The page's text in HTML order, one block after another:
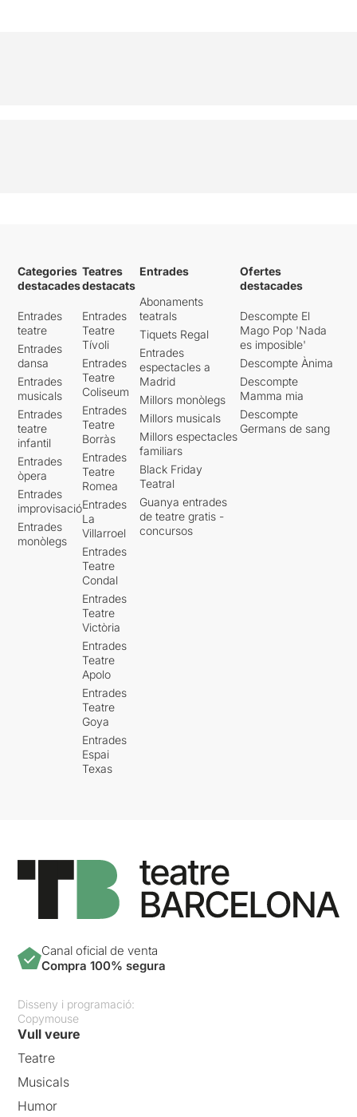
Categories
destacades
Entrades
teatre
Entrades
dansa
Entrades
musicals
Entrades
teatre
infantil
Entrades
òpera
Entrades
improvisació
Entrades
monòlegs
Teatres
destacats
Entrades
Teatre
Tívoli
Entrades
Teatre
Coliseum
Entrades
Teatre
Borràs
Entrades
Teatre
Romea
Entrades
La
Villarroel
Entrades
Teatre
Condal
Entrades
Teatre
Victòria
Entrades
Teatre
Apolo
Entrades
Teatre
Goya
Entrades
Espai
Texas
Entrades
Abonaments
teatrals
Tiquets Regal
Entrades
espectacles a
Madrid
Millors monòlegs
Millors musicals
Millors espectacles
familiars
Black Friday
Teatral
Guanya entrades
de teatre gratis -
concursos
Ofertes
destacades
Descompte El
Mago Pop 'Nada
es imposible'
Descompte Ànima
Descompte
Mamma mia
Descompte
Germans de sang
Canal oficial de venta
Compra 100% segura
Disseny i programació:
Copymouse
Vull veure
Teatre
Musicals
Humor